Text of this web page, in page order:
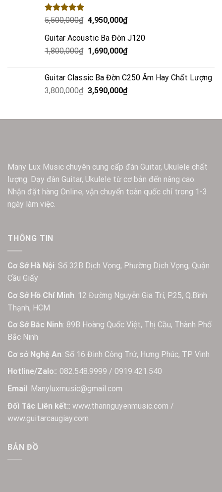
Rated5.00
5,500,000₫ 4,950,000₫
Guitar Acoustic Ba Đờn J120
1,800,000₫ 1,690,000₫
Guitar Classic Ba Đờn C250 Âm Hay Chất Lượng
3,800,000₫ 3,590,000₫
Many Lux Music chuyên cung cấp đàn Guitar, Ukulele chất
lượng. Dạy đàn Guitar, Ukulele từ cơ bản đến nâng cao.
Nhận đặt hàng Online, vận chuyển toàn quốc chỉ trong 1-3
ngày làm việc.
THÔNG TIN
Cơ Sở Hà Nội: Số 32B Dịch Vọng, Phường Dịch Vọng, Quận
Cầu Giấy
Cơ Sở Hồ Chí Minh: 12 Đường Nguyễn Gia Trí, P.25, Q.Bình
Thạnh, HCM
Cơ Sở Bắc Ninh: 89B Hoàng Quốc Việt, Thị Cầu, Thành Phố
Bắc Ninh
Cơ sở Nghệ An: Số 16 Đinh Công Trứ, Hưng Phúc, TP Vinh
Hotline/Zalo:: 082.548.9999 / 0919.421.540
Email: Manyluxmusic@gmail.com
Đối Tác Liên kết:: www.thannguyenmusic.com /
www.guitarcaugiay.com
BẢN ĐỒ